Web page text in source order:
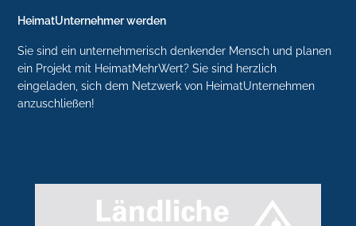
HeimatUnternehmer werden
Sie sind ein unternehmerisch denkender Mensch und planen
ein Projekt mit HeimatMehrWert? Sie sind herzlich
eingeladen, sich dem Netzwerk von HeimatUnternehmen
anzuschließen!